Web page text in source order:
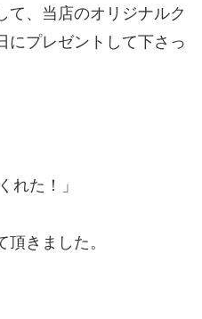
て、当店のオリジナルク
にプレゼントして下さっ
れた！」
きました。